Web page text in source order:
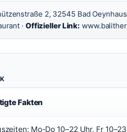
2, 32545 Bad
· Offizieller Link:
Fakten
Mo-Do 10–22 Uhr, Fr